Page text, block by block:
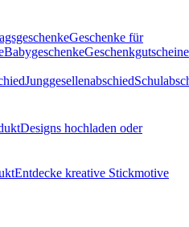
Geschenke für
BabygeschenkeGeschenkgutscheine
Junggesellenabschied
Designs hochladen oder
Entdecke kreative Stickmotive